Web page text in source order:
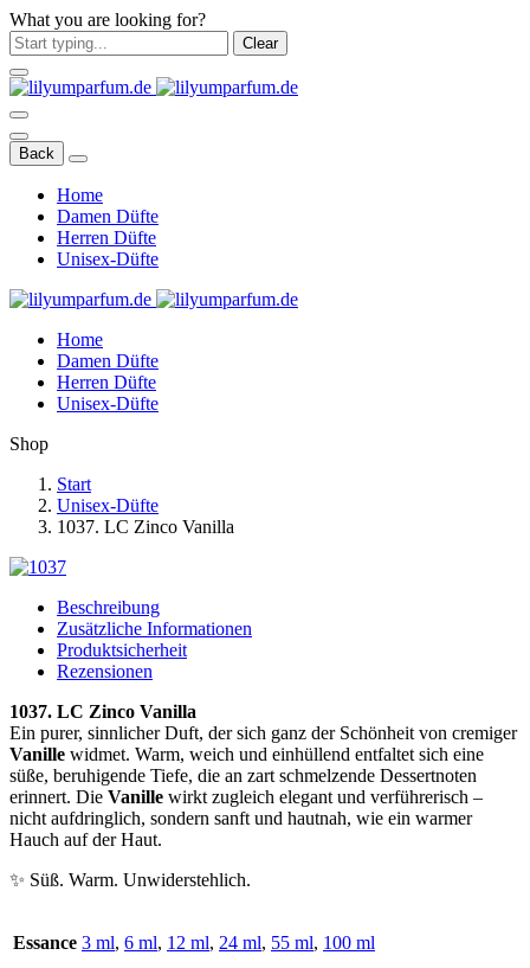
What you are looking for?
Clear
Back
Home
Damen Düfte
Herren Düfte
Unisex-Düfte
Home
Damen Düfte
Herren Düfte
Unisex-Düfte
Shop
Start
Unisex-Düfte
1037. LC Zinco Vanilla
Beschreibung
Zusätzliche Informationen
Produktsicherheit
Rezensionen
1037. LC Zinco Vanilla
Ein purer, sinnlicher Duft, der sich ganz der Schönheit von cremiger
Vanille widmet. Warm, weich und einhüllend entfaltet sich eine
süße, beruhigende Tiefe, die an zart schmelzende Dessertnoten
erinnert. Die Vanille wirkt zugleich elegant und verführerisch –
nicht aufdringlich, sondern sanft und hautnah, wie ein warmer
Hauch auf der Haut.
✨ Süß. Warm. Unwiderstehlich.
Essance 3 ml, 6 ml, 12 ml, 24 ml, 55 ml, 100 ml